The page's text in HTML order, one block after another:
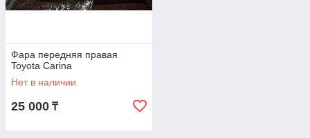
Фара передняя правая
Toyota Carina
Нет в наличии
25 000 ₸